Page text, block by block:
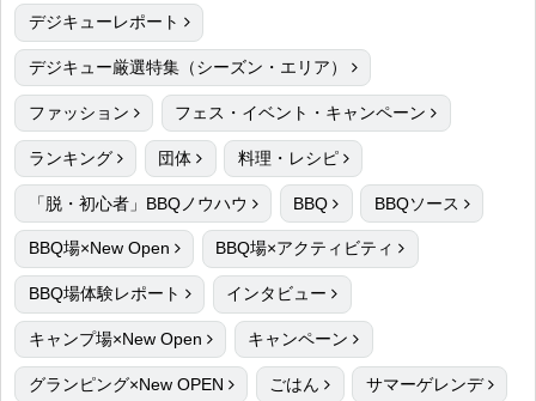
デジキューレポート
デジキュー厳選特集（シーズン・エリア）
ファッション フェス・イベント・キャンペーン
ランキング 団体 料理・レシピ
「脱・初心者」BBQノウハウ BBQ BBQソース
BBQ場×New Open BBQ場×アクティビティ
BBQ場体験レポート インタビュー
キャンプ場×New Open キャンペーン
グランピング×New OPEN ごはん サマーゲレンデ